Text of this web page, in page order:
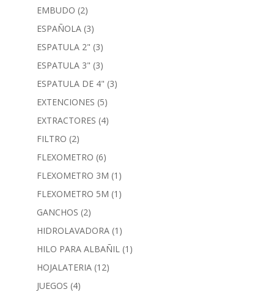
EMBUDO (2)
ESPAÑOLA (3)
ESPATULA 2" (3)
ESPATULA 3" (3)
ESPATULA DE 4" (3)
EXTENCIONES (5)
EXTRACTORES (4)
FILTRO (2)
FLEXOMETRO (6)
FLEXOMETRO 3M (1)
FLEXOMETRO 5M (1)
GANCHOS (2)
HIDROLAVADORA (1)
HILO PARA ALBAÑIL (1)
HOJALATERIA (12)
JUEGOS (4)